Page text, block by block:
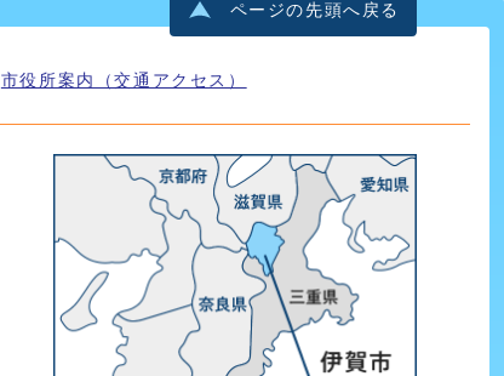
ページの先頭へ戻る
市役所案内（交通アクセス）